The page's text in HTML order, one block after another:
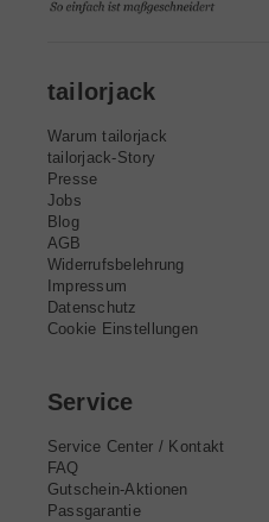
tailorjack
Warum tailorjack
tailorjack-Story
Presse
Jobs
Blog
AGB
Widerrufsbelehrung
Impressum
Datenschutz
Cookie Einstellungen
Service
Service Center / Kontakt
FAQ
Gutschein-Aktionen
Passgarantie